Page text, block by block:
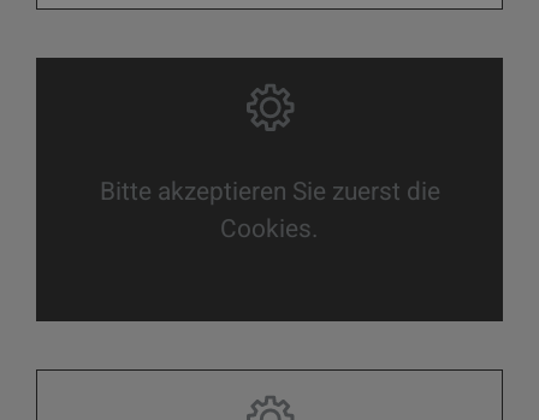
Bitte akzeptieren Sie zuerst die
Cookies.